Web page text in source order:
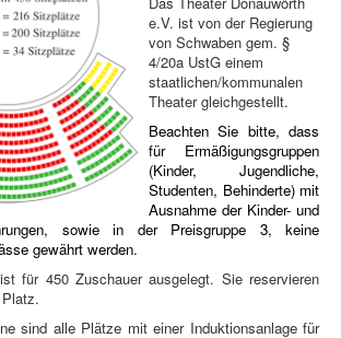
e.V. ist von der Regierung
von Schwaben gem. §
4/20a UstG einem
staatlichen/kommunalen
Theater gleichgestellt.
Beachten Sie bitte, dass
für Ermäßigungsgruppen
(Kinder, Jugendliche,
Studenten, Behinderte) mit
Ausnahme der Kinder- und
sowie in der Preisgruppe 3, keine
gewährt werden.
für 450 Zuschauer ausgelegt. Sie reservieren
sind alle Plätze mit einer Induktionsanlage für